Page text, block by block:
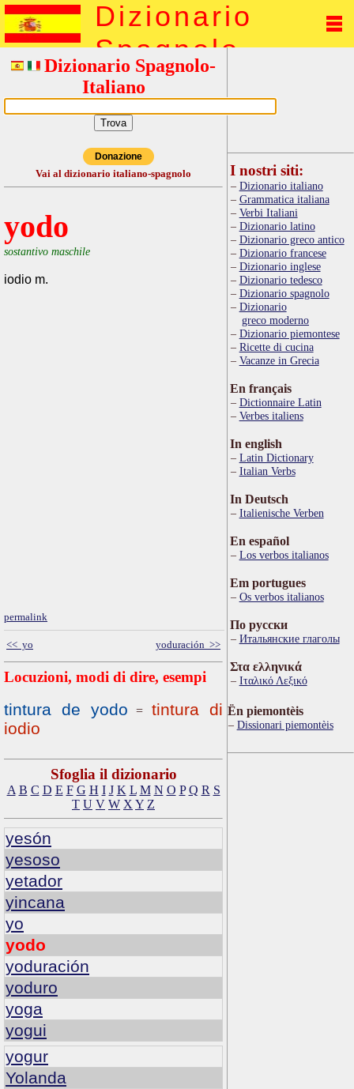
Dizionario
Spagnolo
Dizionario Spagnolo-
Italiano
Donazione
Vai al dizionario italiano-spagnolo
yodo
sostantivo maschile
iodio m.
permalink
<< yo yoduración >>
Locuzioni, modi di dire, esempi
tintura de yodo =tintura di
iodio
Sfoglia il dizionario
A B C D E F G H I J K L M N O P Q R S
T U V W X Y Z
yesón
yesoso
yetador
yincana
yo
yodo
yoduración
yoduro
yoga
yogui
yogur
Yolanda
I nostri siti:
Dizionario italiano
Grammatica italiana
Verbi Italiani
Dizionario latino
Dizionario greco antico
Dizionario francese
Dizionario inglese
Dizionario tedesco
Dizionario spagnolo
Dizionario
greco moderno
Dizionario piemontese
Ricette di cucina
Vacanze in Grecia
En français
Dictionnaire Latin
Verbes italiens
In english
Latin Dictionary
Italian Verbs
In Deutsch
Italienische Verben
En español
Los verbos italianos
Em portugues
Os verbos italianos
По русски
Итальянские глаголы
Στα ελληνικά
Ιταλικό Λεξικό
Ën piemontèis
Dissionari piemontèis